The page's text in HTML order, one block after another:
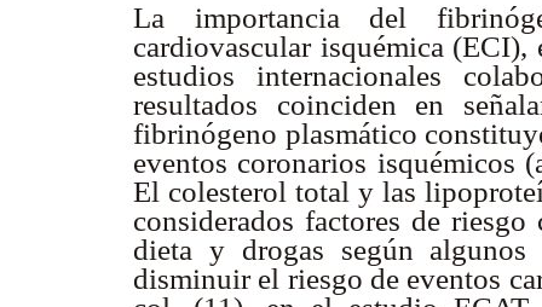
La importancia del
cardiovascular isquémica (ECI),
estudios internacionales
resultados coinciden en
fibrinógeno plasmático
eventos coronarios isquémicos
El colesterol total y las
considerados factores de
dieta y drogas según
disminuir el riesgo de eventos